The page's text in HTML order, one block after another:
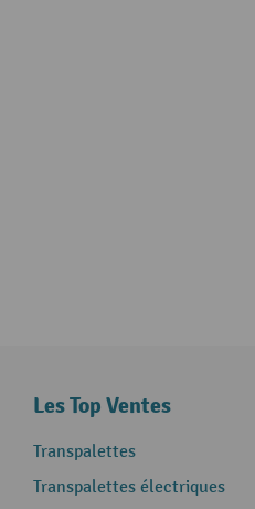
Les Top Ventes
Transpalettes
Transpalettes électriques